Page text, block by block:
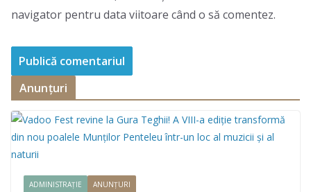
navigator pentru data viitoare când o să comentez.
Anunțuri
ADMINISTRAȚIE ANUNȚURI